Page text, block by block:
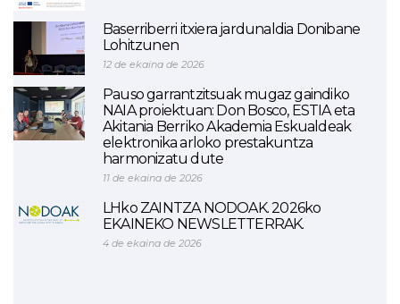
Baserriberri itxiera jardunaldia Donibane
Lohitzunen
12 de ekaina de 2026
Pauso garrantzitsuak mugaz gaindiko
NAIA proiektuan: Don Bosco, ESTIA eta
Akitania Berriko Akademia Eskualdeak
elektronika arloko prestakuntza
harmonizatu dute
11 de ekaina de 2026
LHko ZAINTZA NODOAK. 2026ko
EKAINEKO NEWSLETTERRAK.
4 de ekaina de 2026